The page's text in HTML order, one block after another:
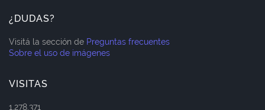
¿DUDAS?
Visitá la sección de Preguntas frecuentes
Sobre el uso de imágenes
VISITAS
1,278,371